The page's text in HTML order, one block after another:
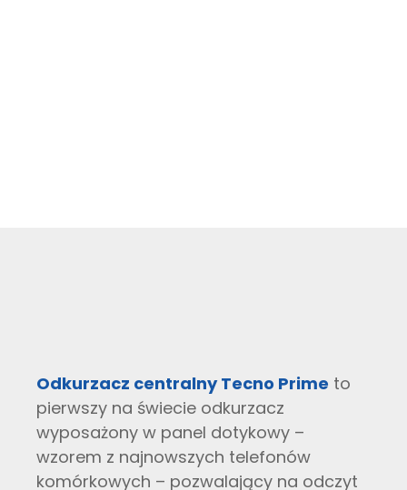
Odkurzacz centralny Tecno Prime to
pierwszy na świecie odkurzacz
wyposażony w panel dotykowy –
wzorem z najnowszych telefonów
komórkowych – pozwalający na odczyt